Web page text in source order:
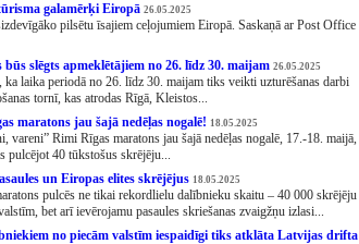
galamērķi Eiropā 26.05.2025
pilsētu īsajiem ceļojumiem Eiropā. Saskaņā ar Post Office
slēgts apmeklētājiem no 26. līdz 30. maijam 26.05.2025
ka laika periodā no 26. līdz 30. maijam tiks veikti uzturēšanas darbi
tornī, kas atrodas Rīgā, Kleistos...
maratons jau šajā nedēļas nogalē! 18.05.2025
vareni” Rimi Rīgas maratons jau šajā nedēļas nogalē, 17.-18. maijā,
pulcējot 40 tūkstošus skrējēju...
un Eiropas elites skrējējus 18.05.2025
pulcēs ne tikai rekordlielu dalībnieku skaitu – 40 000 skrējēju
bet arī ievērojamu pasaules skriešanas zvaigžņu izlasi...
no piecām valstīm iespaidīgi tiks atklāta Latvijas drifta